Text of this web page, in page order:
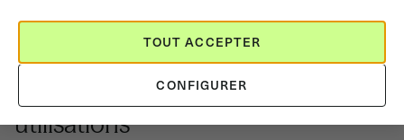
Signature électronique qualifiée :
règlementation, définition,
utilisations
CONFIGURER
TOUT ACCEPTER